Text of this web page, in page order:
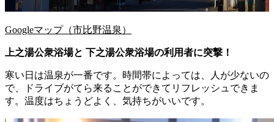
Googleマップ（市比野温泉）
上之湯公衆浴場と 下之湯公衆浴場の利用者に突撃！
寒い日は温泉が一番です。時間帯によっては、人が少ないの
で、ドライブがてら来ることができてリフレッシュできま
す。温度はちょうどよく、気持ちがいいです。